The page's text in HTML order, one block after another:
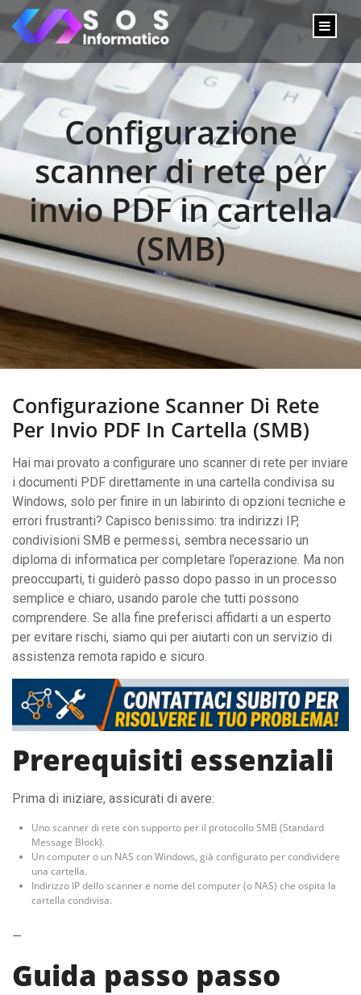
Configurazione
scanner di rete per
invio PDF in cartella
(SMB)
Configurazione Scanner Di Rete
Per Invio PDF In Cartella (SMB)
Hai mai provato a configurare uno scanner di rete per inviare
i documenti PDF direttamente in una cartella condivisa su
Windows, solo per finire in un labirinto di opzioni tecniche e
errori frustranti? Capisco benissimo: tra indirizzi IP,
condivisioni SMB e permessi, sembra necessario un
diploma di informatica per completare l’operazione. Ma non
preoccuparti, ti guiderò passo dopo passo in un processo
semplice e chiaro, usando parole che tutti possono
comprendere. Se alla fine preferisci affidarti a un esperto
per evitare rischi, siamo qui per aiutarti con un servizio di
assistenza remota rapido e sicuro.
Prerequisiti essenziali
Prima di iniziare, assicurati di avere:
Uno scanner di rete con supporto per il protocollo SMB (Standard
Message Block).
Un computer o un NAS con Windows, già configurato per condividere
una cartella.
Indirizzo IP dello scanner e nome del computer (o NAS) che ospita la
cartella condivisa.
—
Guida passo passo